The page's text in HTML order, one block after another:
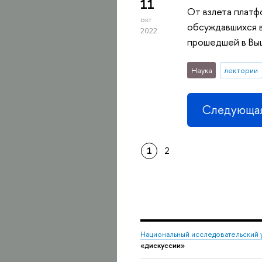
11
окт
2022
От взлета
обсуждавшихся
прошедшей в
Наука лектории
1 2
Национальный
«дискуссии»